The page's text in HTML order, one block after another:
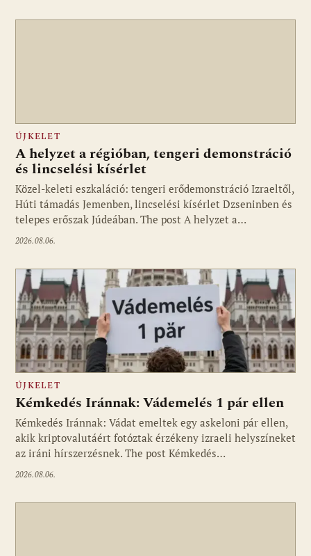
ÚJKELET
A helyzet a régióban, tengeri demonstráció
és lincselési kísérlet
Közel-keleti eszkaláció: tengeri erődemonstráció Izraeltől,
Húti támadás Jemenben, lincselési kísérlet Dzseninben és
telepes erőszak Júdeában. The post A helyzet a…
2026.08.06.
ÚJKELET
Kémkedés Iránnak: Vádemelés 1 pár ellen
Kémkedés Iránnak: Vádat emeltek egy askeloni pár ellen,
akik kriptovalutáért fotóztak érzékeny izraeli helyszíneket
az iráni hírszerzésnek. The post Kémkedés…
2026.08.06.